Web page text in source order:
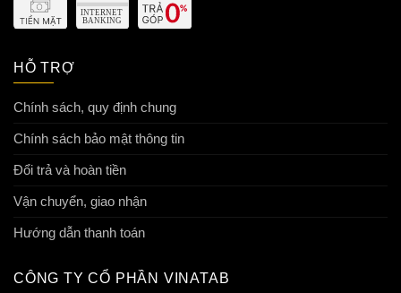
HỖ TRỢ
Chính sách, quy định chung
Chính sách bảo mật thông tin
Đổi trả và hoàn tiền
Vận chuyển, giao nhận
Hướng dẫn thanh toán
CÔNG TY CỔ PHẦN VINATAB